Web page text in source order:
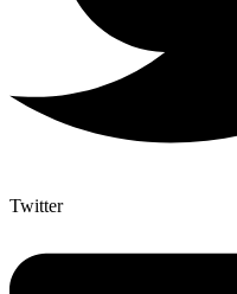
Twitter